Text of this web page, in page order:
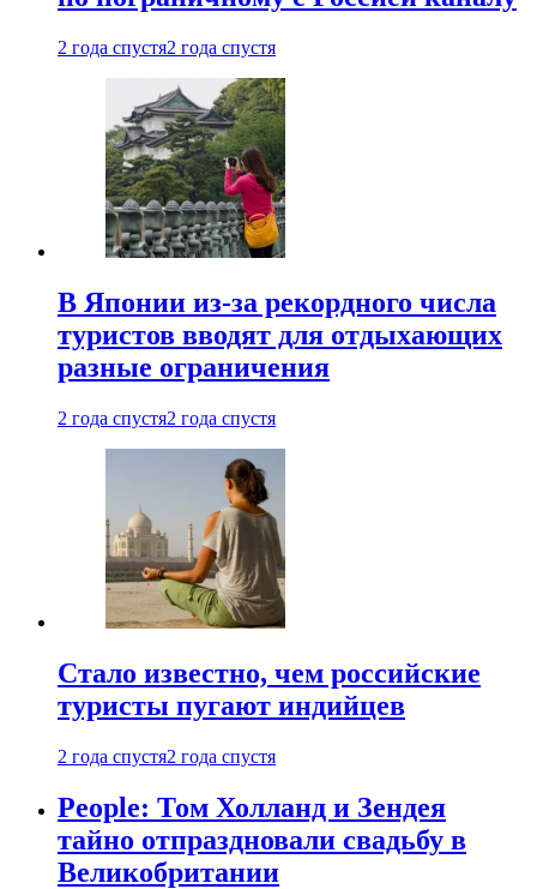
2 года спустя2 года спустя
В Японии из-за рекордного числа
туристов вводят для отдыхающих
разные ограничения
2 года спустя2 года спустя
Стало известно, чем российские
туристы пугают индийцев
2 года спустя2 года спустя
People: Том Холланд и Зендея
тайно отпраздновали свадьбу в
Великобритании